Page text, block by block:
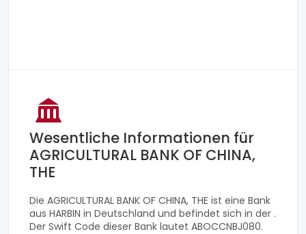
Wesentliche Informationen für
AGRICULTURAL BANK OF CHINA,
THE
Die AGRICULTURAL BANK OF CHINA, THE ist eine Bank
aus HARBIN in Deutschland und befindet sich in der .
Der Swift Code dieser Bank lautet ABOCCNBJ080.